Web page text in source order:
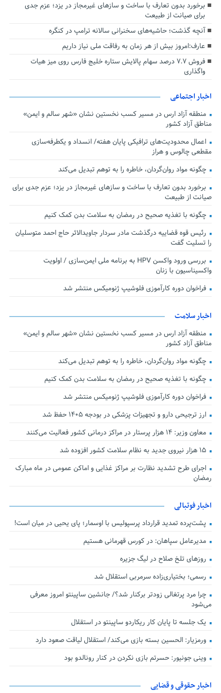
برخورد بدون تعارف با ساخت‌ و سازهای غیرمجاز در یزد؛ عزم جدی
برای صیانت از طبیعت
آنچه گذشت؛ حاشیه‌های سخنرانی سالانه ترامپ در کنگره
عارف:امروز بیش از هر زمان به رفاقت ملی نیاز داریم
فروش ۷.۷ درصد سهام پالایش ستاره خلیج فارس روی میز هیات
واگذاری
اخبار اجتماعی
منطقه آزاد ارس در مسیر کسب نخستین نشان «شهر سالم و ایمن»
مناطق آزاد کشور
اعمال محدودیت‌های ترافیکی پایان هفته/ انسداد و یکطرفه‌سازی
مقطعی چالوس و هراز
چگونه مواد روان‌گردان، خاطره را به توهم تبدیل می‌کند
برخورد بدون تعارف با ساخت‌ و سازهای غیرمجاز در یزد؛ عزم جدی برای
صیانت از طبیعت
چگونه با تغذیه صحیح در رمضان به سلامت بدن کمک کنیم
رئیس قوه قضاییه درگذشت مادر سردار جاویدالاثر حاج احمد متوسلیان
را تسلیت گفت
بررسی ورود واکسن HPV به برنامه ملی ایمن‌سازی / اولویت
واکسیناسیون با زنان
فراخوان دوره کارآموزی فلوشیپ ژنومیکس منتشر شد
اخبار سلامت
منطقه آزاد ارس در مسیر کسب نخستین نشان «شهر سالم و ایمن»
مناطق آزاد کشور
چگونه مواد روان‌گردان، خاطره را به توهم تبدیل می‌کند
چگونه با تغذیه صحیح در رمضان به سلامت بدن کمک کنیم
فراخوان دوره کارآموزی فلوشیپ ژنومیکس منتشر شد
ارز ترجیحی دارو و تجهیزات پزشکی در بودجه ۱۴۰۵ حفظ شد
معاون وزیر: ۱۴ هزار پرستار در مراکز درمانی کشور فعالیت می‌کنند
۱۵ هزار نیروی جدید به نظام سلامت کشور افزوده شد
اجرای طرح تشدید نظارت بر مراکز غذایی و اماکن عمومی در ماه مبارک
رمضان
اخبار فوتبالی
پشت‌پرده تمدید قرارداد پرسپولیس با اوسمار؛ پای یحیی در میان است!
مدیرعامل سپاهان: در کورس قهرمانی هستیم
روزهای تلخ صلاح در لیگ جزیره
رسمی؛ بختیاری‌زاده سرمربی استقلال شد
چرا مرد پرتغالی زودتر برکنار شد؟/ جانشین ساپینتو امروز معرفی
می‌شود
یک جلسه تا پایان کار ریکاردو ساپینتو در استقلال
ورمزیار: الحسین بسته بازی می‌کند/ استقلال لیاقت صعود دارد
وینی جونیور: حسرتم بازی نکردن در کنار رونالدو بود
اخبار حقوقی و قضایی